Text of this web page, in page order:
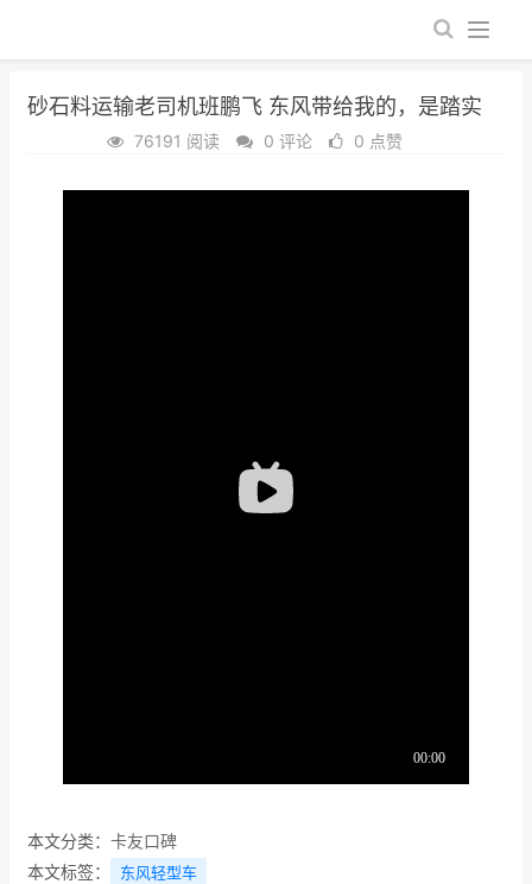
砂石料运输老司机班鹏飞 东风带给我的，是踏实
76191 阅读 0 评论 0 点赞
本文分类： 卡友口碑
本文标签：
东风轻型车